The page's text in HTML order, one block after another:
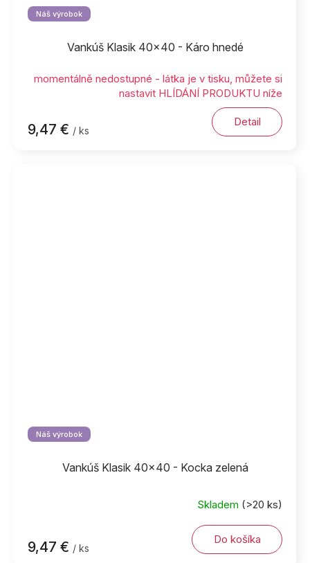
Náš výrobok
Vankúš Klasik 40x40 - Káro hnedé
momentálně nedostupné - látka je v tisku, můžete si
nastavit HLÍDÁNÍ PRODUKTU níže
9,47 € / ks
Detail
Náš výrobok
Vankúš Klasik 40x40 - Kocka zelená
Skladem (>20 ks)
9,47 € / ks
Do košíka